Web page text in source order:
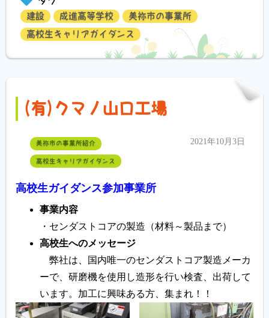
建設 成進高等学校
美祢市の事業所
高校生キャリアガイダンス
(有)クマノ山口工場
美祢市の事業所紹介
高校生キャリアガイダンス
2021年10月3日
高校生ガイダンス参加事業所
事業内容
・センダストコアの製造（材料～製品まで）
高校生へのメッセージ
弊社は、国内唯一のセンダストコア製造メーカ
ーで、研磨機を使用し造形を行い検査、出荷して
います。加工に興味ある方、集まれ！！